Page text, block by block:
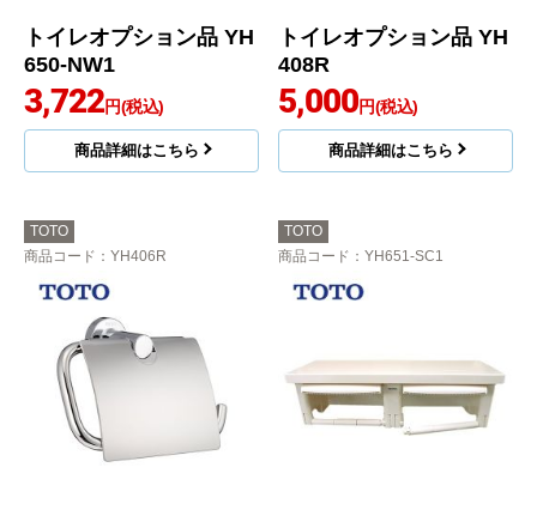
トイレオプション品 YH
650-NW1
3,722円(税込)
商品詳細はこちら
トイレオプション品 YH
408R
5,000円(税込)
商品詳細はこちら
TOTO
商品コード ：YH406R
TOTO
商品コード ：YH651-SC1